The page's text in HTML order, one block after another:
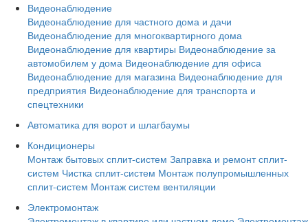
Видеонаблюдение
Видеонаблюдение для частного дома и дачи
Видеонаблюдение для многоквартирного дома
Видеонаблюдение для квартиры Видеонаблюдение за
автомобилем у дома Видеонаблюдение для офиса
Видеонаблюдение для магазина Видеонаблюдение для
предприятия Видеонаблюдение для транспорта и
спецтехники
Автоматика для ворот и шлагбаумы
Кондиционеры
Монтаж бытовых сплит-систем Заправка и ремонт сплит-
систем Чистка сплит-систем Монтаж полупромышленных
сплит-систем Монтаж систем вентиляции
Электромонтаж